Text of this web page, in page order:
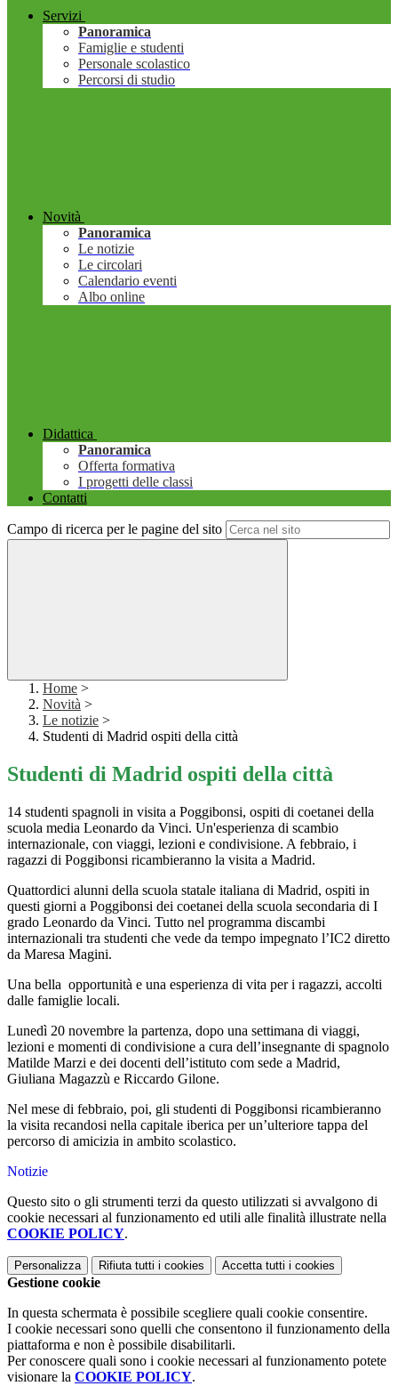
Servizi
Panoramica
Famiglie e studenti
Personale scolastico
Percorsi di studio
Novità
Panoramica
Le notizie
Le circolari
Calendario eventi
Albo online
Didattica
Panoramica
Offerta formativa
I progetti delle classi
Contatti
Campo di ricerca per le pagine del sito
Home >
Novità >
Le notizie >
Studenti di Madrid ospiti della città
Studenti di Madrid ospiti della città
14 studenti spagnoli in visita a Poggibonsi, ospiti di coetanei della
scuola media Leonardo da Vinci. Un'esperienza di scambio
internazionale, con viaggi, lezioni e condivisione. A febbraio, i
ragazzi di Poggibonsi ricambieranno la visita a Madrid.
Quattordici alunni della scuola statale italiana di Madrid, ospiti in
questi giorni a Poggibonsi dei coetanei della scuola secondaria di I
grado Leonardo da Vinci. Tutto nel programma discambi
internazionali tra studenti che vede da tempo impegnato l’IC2 diretto
da Maresa Magini.
Una bella opportunità e una esperienza di vita per i ragazzi, accolti
dalle famiglie locali.
Lunedì 20 novembre la partenza, dopo una settimana di viaggi,
lezioni e momenti di condivisione a cura dell’insegnante di spagnolo
Matilde Marzi e dei docenti dell’istituto com sede a Madrid,
Giuliana Magazzù e Riccardo Gilone.
Nel mese di febbraio, poi, gli studenti di Poggibonsi ricambieranno
la visita recandosi nella capitale iberica per un’ulteriore tappa del
percorso di amicizia in ambito scolastico.
Notizie
Questo sito o gli strumenti terzi da questo utilizzati si avvalgono di
cookie necessari al funzionamento ed utili alle finalità illustrate nella
COOKIE POLICY.
Personalizza Rifiuta tutti i cookies Accetta tutti i cookies
Gestione cookie
In questa schermata è possibile scegliere quali cookie consentire.
I cookie necessari sono quelli che consentono il funzionamento della
piattaforma e non è possibile disabilitarli.
Per conoscere quali sono i cookie necessari al funzionamento potete
visionare la COOKIE POLICY.